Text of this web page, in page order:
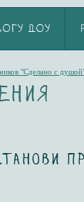
ДОУ
"Сделано с